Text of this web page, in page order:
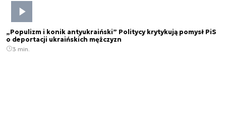
„Populizm i konik antyukraiński” Politycy krytykują pomysł PiS
o deportacji ukraińskich mężczyzn
3 min.